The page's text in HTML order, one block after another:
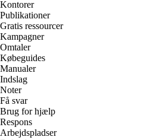
Kontorer
Publikationer
Gratis ressourcer
Kampagner
Omtaler
Købeguides
Manualer
Indslag
Noter
Få svar
Brug for hjælp
Respons
Arbejdspladser